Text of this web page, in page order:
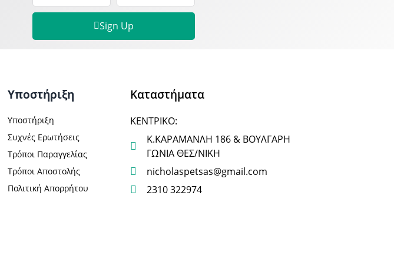
Sign Up
Υποστήριξη
Υποστήριξη
Συχνές Ερωτήσεις
Τρόποι Παραγγελίας
Τρόποι Αποστολής
Πολιτική Απορρήτου
Καταστήματα
ΚΕΝΤΡΙΚΟ:
Κ.ΚΑΡΑΜΑΝΛΗ 186 & ΒΟΥΛΓΑΡΗ
ΓΩΝΙΑ ΘΕΣ/ΝΙΚΗ
nicholaspetsas@gmail.com
2310 322974